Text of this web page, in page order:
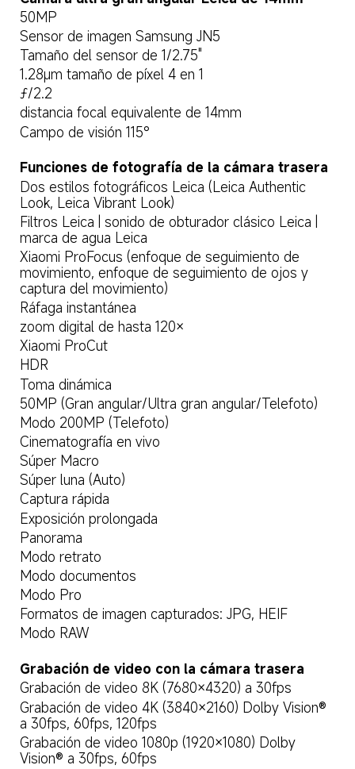
50MP
Sensor de imagen Samsung JN5
Tamaño del sensor de 1/2.75"
1.28μm tamaño de píxel 4 en 1
ƒ/2.2
distancia focal equivalente de 14mm
Campo de visión 115°
Funciones de fotografía de la cámara trasera
Dos estilos fotográficos Leica (Leica Authentic
Look, Leica Vibrant Look)
Filtros Leica | sonido de obturador clásico Leica |
marca de agua Leica
Xiaomi ProFocus (enfoque de seguimiento de
movimiento, enfoque de seguimiento de ojos y
captura del movimiento)
Ráfaga instantánea
zoom digital de hasta 120×
Xiaomi ProCut
HDR
Toma dinámica
50MP (Gran angular/Ultra gran angular/Telefoto)
Modo 200MP (Telefoto)
Cinematografía en vivo
Súper Macro
Súper luna (Auto)
Captura rápida
Exposición prolongada
Panorama
Modo retrato
Modo documentos
Modo Pro
Formatos de imagen capturados: JPG, HEIF
Modo RAW
Grabación de video con la cámara trasera
Grabación de video 8K (7680×4320) a 30fps
Grabación de video 4K (3840×2160) Dolby Vision®
a 30fps, 60fps, 120fps
Grabación de video 1080p (1920×1080) Dolby
Vision® a 30fps, 60fps